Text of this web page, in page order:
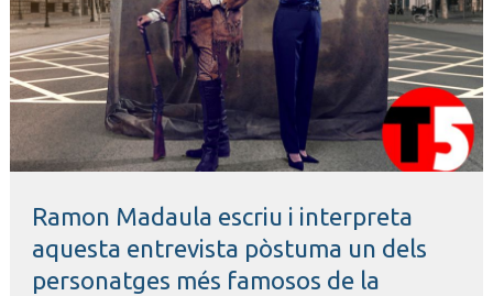
Ramon Madaula escriu i interpreta
aquesta entrevista pòstuma un dels
personatges més famosos de la